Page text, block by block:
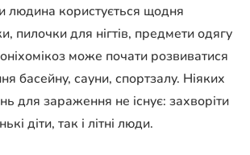
людина користується щодня
пилочки для нігтів, предмети одягу
може почати розвиватися
басейну, сауни, спортзалу. Ніяких
для зараження не існує: захворіти
діти, так і літні люди.